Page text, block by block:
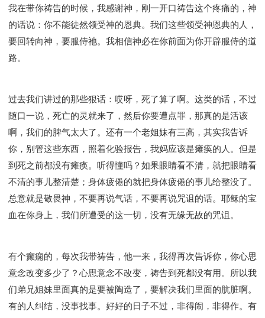
我在带你祷告的时候，我感谢神，刚一开口祷告这个疼痛的，神
的话说：你不能徒然领受神的恩典。我们这些领受神恩典的人，
要回转向神，要服侍祂。我相信神必在你前面为你开辟服侍的道
路。
过去我们讲过的那些狠话：哎呀，死了算了啊。这类的话，不过
随口一说，死亡的灵就来了，然后你要遭点罪，那真的是活该
啊，我们的脾气太大了。还有一个老姐妹有三高，其实我告诉
你，别管这些东西，照着化验报告，我妈应该是瘫痪的人。但是
到死之前都没有瘫痪。听得懂吗？如果眼睛看不清，就把眼睛看
不清的事儿整清楚；身体疲倦的就把身体疲倦的事儿给整没了。
总意就是敬畏神，不要再说气话，不要再说咒诅的话。耶稣的宝
血在你身上，我们所遭受的这一切，没有无缘无故的咒诅。
有个癫痫的，每次我带祷告，他一来，我得再次告诉你，你心思
意念改变多少了？心思意念不改变，祷告到死都没有用。所以我
们弟兄姐妹里面真的是要被陶造了，要解决我们里面的肮脏啊。
有的人纠结，没事找事。好好的日子不过，非得闹，非得作。有